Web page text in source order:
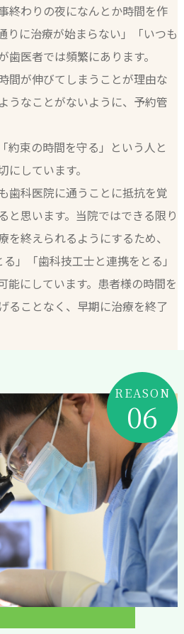
終わりの夜になんとか時間を作
りに治療が始まらない」「いつも
医者では頻繁にあります。
間が伸びてしまうことが理由な
うなことがないように、予約管
約束の時間を守る」という人と
にしています。
歯科医院に通うことに抵抗を覚
と思います。当院ではできる限り
を終えられるようにするため、
」「歯科技工士と連携をとる」
能にしています。患者様の時間を
ることなく、早期に治療を終了
REASON
06